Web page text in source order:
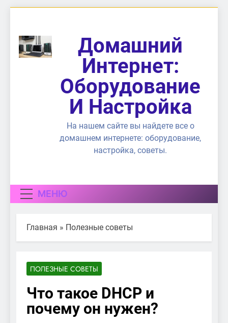
содержимому
Домашний
Интернет:
Оборудование
И Настройка
На нашем сайте вы найдете все о
домашнем интернете: оборудование,
настройка, советы.
МЕНЮ
Главная » Полезные советы
ПОЛЕЗНЫЕ СОВЕТЫ
Что такое DHCP и
почему он нужен?